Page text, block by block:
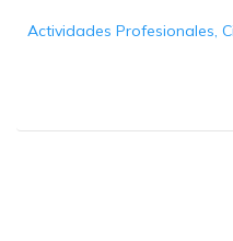
Actividades Profesionales,